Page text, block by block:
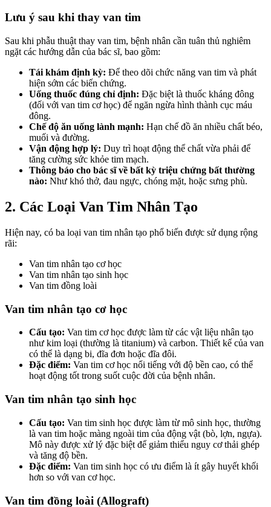
Lưu ý sau khi thay van tim
Sau khi phẫu thuật thay van tim, bệnh nhân cần tuân thủ nghiêm
ngặt các hướng dẫn của bác sĩ, bao gồm:
Tái khám định kỳ: Để theo dõi chức năng van tim và phát
hiện sớm các biến chứng.
Uống thuốc đúng chỉ định: Đặc biệt là thuốc kháng đông
(đối với van tim cơ học) để ngăn ngừa hình thành cục máu
đông.
Chế độ ăn uống lành mạnh: Hạn chế đồ ăn nhiều chất béo,
muối và đường.
Vận động hợp lý: Duy trì hoạt động thể chất vừa phải để
tăng cường sức khỏe tim mạch.
Thông báo cho bác sĩ về bất kỳ triệu chứng bất thường
nào: Như khó thở, đau ngực, chóng mặt, hoặc sưng phù.
2. Các Loại Van Tim Nhân Tạo
Hiện nay, có ba loại van tim nhân tạo phổ biến được sử dụng rộng
rãi:
Van tim nhân tạo cơ học
Van tim nhân tạo sinh học
Van tim đồng loài
Van tim nhân tạo cơ học
Cấu tạo: Van tim cơ học được làm từ các vật liệu nhân tạo
như kim loại (thường là titanium) và carbon. Thiết kế của van
có thể là dạng bi, đĩa đơn hoặc đĩa đôi.
Đặc điểm: Van tim cơ học nổi tiếng với độ bền cao, có thể
hoạt động tốt trong suốt cuộc đời của bệnh nhân.
Van tim nhân tạo sinh học
Cấu tạo: Van tim sinh học được làm từ mô sinh học, thường
là van tim hoặc màng ngoài tim của động vật (bò, lợn, ngựa).
Mô này được xử lý đặc biệt để giảm thiểu nguy cơ thải ghép
và tăng độ bền.
Đặc điểm: Van tim sinh học có ưu điểm là ít gây huyết khối
hơn so với van cơ học.
Van tim đồng loài (Allograft)